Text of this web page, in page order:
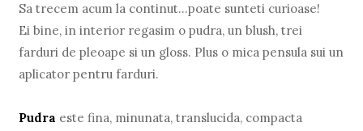
Sa trecem acum la continut…poate sunteti curioase!
Ei bine, in interior regasim o pudra, un blush, trei
farduri de pleoape si un gloss. Plus o mica pensula sui un
aplicator pentru farduri.
Pudra este fina, minunata, translucida, compacta